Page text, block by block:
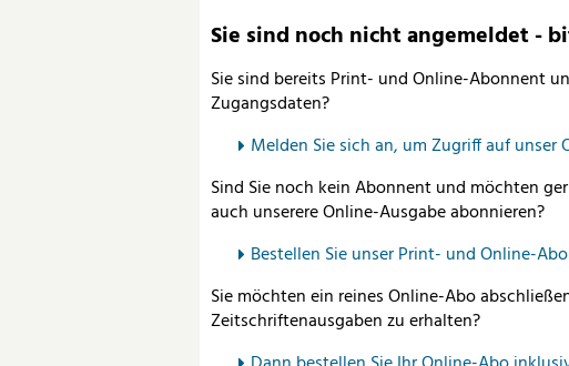
Sie sind noch nicht angemeldet -
Sie sind bereits Print- und Online-Abonnent
Zugangsdaten?
Melden Sie sich an, um Zugriff auf
Sind Sie noch kein Abonnent und möchten
auch unserere Online-Ausgabe abonnieren?
Bestellen Sie unser Print- und Online-
Sie möchten ein reines Online-Abo
Zeitschriftenausgaben zu erhalten?